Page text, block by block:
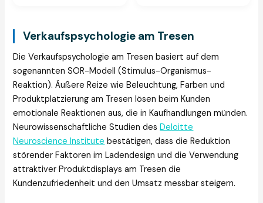
Verkaufspsychologie am Tresen
Die Verkaufspsychologie am Tresen basiert auf dem
sogenannten SOR-Modell (Stimulus-Organismus-
Reaktion). Äußere Reize wie Beleuchtung, Farben und
Produktplatzierung am Tresen lösen beim Kunden
emotionale Reaktionen aus, die in Kaufhandlungen münden.
Neurowissenschaftliche Studien desDeloitte
Neuroscience Institute bestätigen, dass die Reduktion
störender Faktoren im Ladendesign und die Verwendung
attraktiver Produktdisplays am Tresen die
Kundenzufriedenheit und den Umsatz messbar steigern.